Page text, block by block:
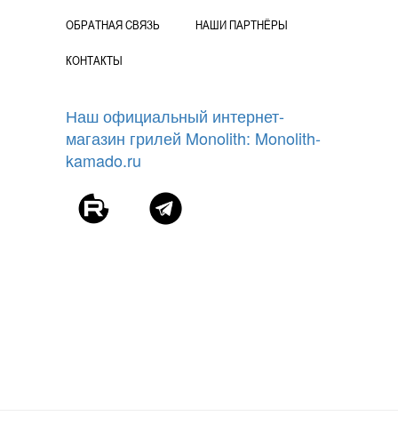
ОБРАТНАЯ СВЯЗЬ НАШИ ПАРТНЁРЫ
КОНТАКТЫ
Наш официальный интернет-
магазин грилей Monolith: Monolith-
kamado.ru